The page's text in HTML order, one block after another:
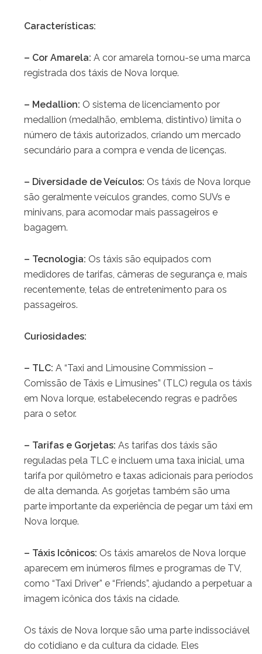
Características:
– Cor Amarela: A cor amarela tornou-se uma marca
registrada dos táxis de Nova Iorque.
– Medallion: O sistema de licenciamento por
medallion (medalhão, emblema, distintivo)limita o
número de táxis autorizados, criando um mercado
secundário para a compra e venda de licenças.
– Diversidade de Veículos: Os táxis de Nova Iorque
são geralmente veículos grandes, como SUVs e
minivans, para acomodar mais passageiros e
bagagem.
– Tecnologia: Os táxis são equipados com
medidores de tarifas, câmeras de segurança e, mais
recentemente, telas de entretenimento para os
passageiros.
Curiosidades:
– TLC: A “Taxi and Limousine Commission –
Comissão de Táxis e Limusines” (TLC) regula os táxis
em Nova Iorque, estabelecendo regras e padrões
para o setor.
– Tarifas e Gorjetas: As tarifas dos táxis são
reguladas pela TLC e incluem uma taxa inicial, uma
tarifa por quilômetro e taxas adicionais para períodos
de alta demanda. As gorjetas também são uma
parte importante da experiência de pegar um táxi em
Nova Iorque.
– Táxis Icônicos: Os táxis amarelos de Nova Iorque
aparecem em inúmeros filmes e programas de TV,
como “Taxi Driver” e “Friends”, ajudando a perpetuar a
imagem icônica dos táxis na cidade.
Os táxis de Nova Iorque são uma parte indissociável
do cotidiano e da cultura da cidade. Eles